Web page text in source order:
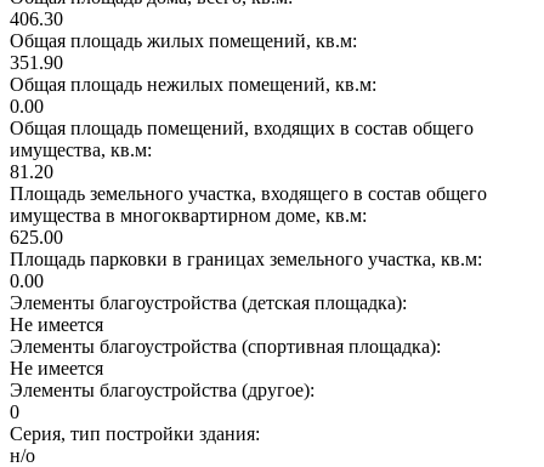
406.30
Общая площадь жилых помещений, кв.м:
351.90
Общая площадь нежилых помещений, кв.м:
0.00
Общая площадь помещений, входящих в состав общего
имущества, кв.м:
81.20
Площадь земельного участка, входящего в состав общего
имущества в многоквартирном доме, кв.м:
625.00
Площадь парковки в границах земельного участка, кв.м:
0.00
Элементы благоустройства (детская площадка):
Не имеется
Элементы благоустройства (спортивная площадка):
Не имеется
Элементы благоустройства (другое):
0
Серия, тип постройки здания:
н/о